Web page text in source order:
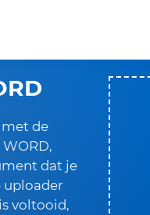
de
dat je
uploader
voltooid,